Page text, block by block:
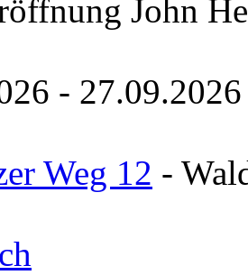
John
-
Weg 12 -